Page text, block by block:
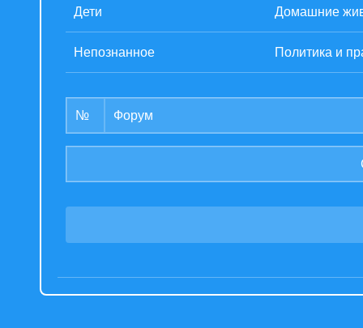
Дети Домашние
Непознанное Политика и
№ Форум